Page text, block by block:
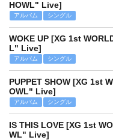
HOWL" Live]
アルバム シングル
WOKE UP [XG 1st
L" Live]
アルバム シングル
PUPPET SHOW [XG 1st
OWL" Live]
アルバム シングル
IS THIS LOVE [XG 1st
WL" Live]